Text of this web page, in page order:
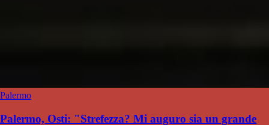
Palermo
Palermo, Osti: "Strefezza? Mi auguro sia un grande